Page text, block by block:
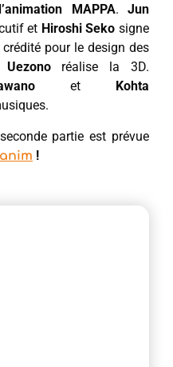
MAPPA. Jun
et Hiroshi Seko signe
crédité pour le design des
réalise la 3D.
et Kohta
partie est prévue
!